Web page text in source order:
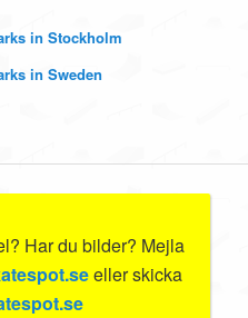
in Stockholm
in Sweden
Har du bilder? Mejla
eller skicka